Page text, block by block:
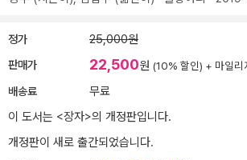
정가 25,000원
판매가 22,500원 (10% 할인) + 마일리
배송료
무료
이 도서는 <장자>의 개정판입니다.
개정판이 새로 출간되었습니다.